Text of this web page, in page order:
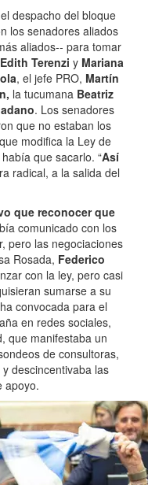
despacho del bloque
los senadores aliados
aliados-- para tomar
Edith Terenzi y Mariana
, el jefe PRO, Martín
la tucumana Beatriz
. Los senadores
que no estaban los
modifica la Ley de
que sacarlo. “Así
radical, a la salida del
que reconocer que
comunicado con los
pero las negociaciones
Rosada, Federico
con la ley, pero casi
sumarse a su
convocada para el
en redes sociales,
que manifestaba un
de consultoras,
descincentivaba las
apoyo.